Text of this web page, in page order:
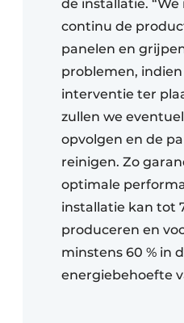
de installatie.
continu de
panelen en
problemen,
interventie ter
zullen we
opvolgen en de
reinigen. Zo
optimale
installatie kan tot
produceren en
minstens 60 % in
energiebehoefte